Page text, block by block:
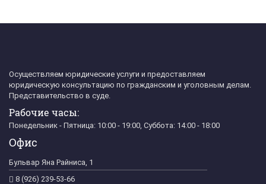
Осуществляем юридические услуги и предоставляем
юридическую консультацию по гражданским и уголовным делам.
Представительство в суде.
Рабочие часы:
Понедельник - Пятница: 10:00 - 19:00, Суббота: 14:00 - 18:00
Офис
Бульвар Яна Райниса, 1
8 (926) 239-53-66